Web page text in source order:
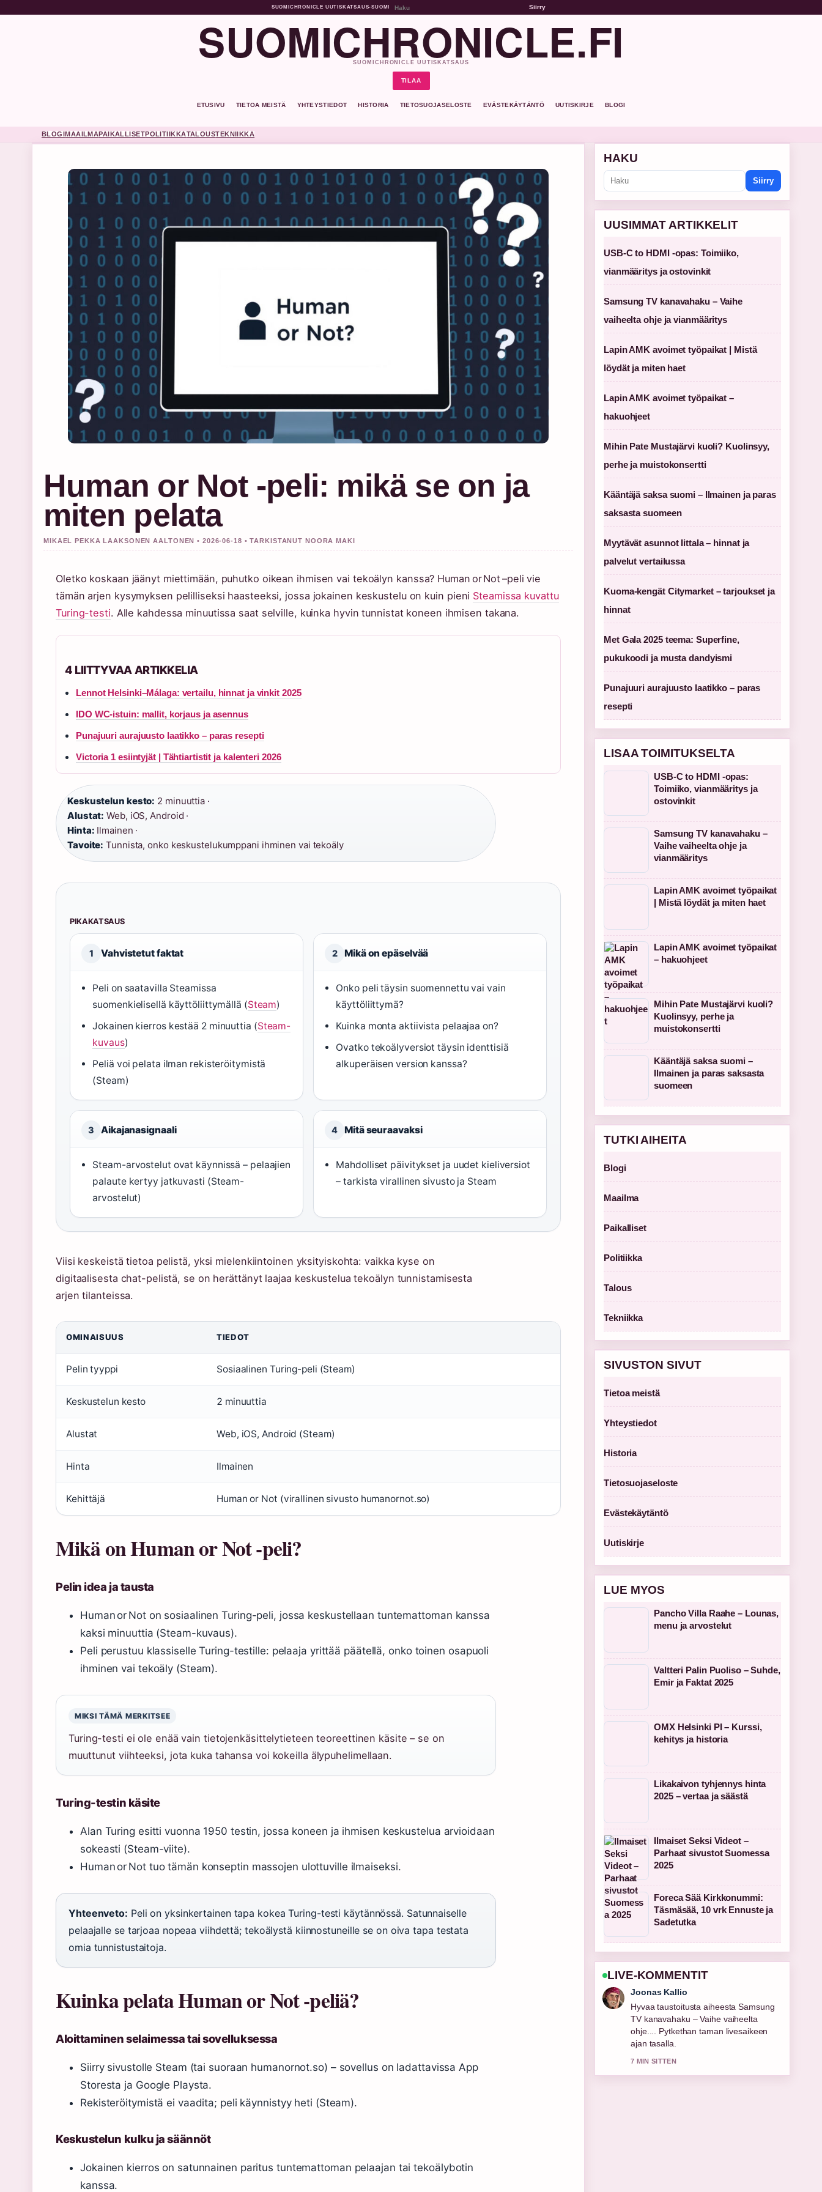
SUOMICHRONICLE UUTISKATSAUS•SUOMI Siirry
SUOMICHRONICLE.FI
SUOMICHRONICLE UUTISKATSAUS
TILAA
ETUSIVU TIETOA MEISTÄ YHTEYSTIEDOT HISTORIA TIETOSUOJASELOSTE EVÄSTEKÄYTÄNTÖ UUTISKIRJE BLOGI
BLOGIMAAILMAPAIKALLISETPOLITIIKKATALOUSTEKNIIKKA
Human or Not -peli: mikä se on ja
miten pelata
MIKAEL PEKKA LAAKSONEN AALTONEN • 2026-06-18 • TARKISTANUT NOORA MAKI
Oletko koskaan jäänyt miettimään, puhutko oikean ihmisen vai tekoälyn kanssa? Human or Not –peli vie
tämän arjen kysymyksen pelilliseksi haasteeksi, jossa jokainen keskustelu on kuin pieni Steamissa kuvattu
Turing-testi. Alle kahdessa minuutissa saat selville, kuinka hyvin tunnistat koneen ihmisen takana.
4 LIITTYVAA ARTIKKELIA
Lennot Helsinki–Málaga: vertailu, hinnat ja vinkit 2025
IDO WC-istuin: mallit, korjaus ja asennus
Punajuuri aurajuusto laatikko – paras resepti
Victoria 1 esiintyjät | Tähtiartistit ja kalenteri 2026
Keskustelun kesto: 2 minuuttia ·
Alustat: Web, iOS, Android ·
Hinta: Ilmainen ·
Tavoite: Tunnista, onko keskustelukumppani ihminen vai tekoäly
PIKAKATSAUS
1 Vahvistetut faktat
Peli on saatavilla Steamissa
suomenkielisellä käyttöliittymällä (Steam)
Jokainen kierros kestää 2 minuuttia (Steam-
kuvaus)
Peliä voi pelata ilman rekisteröitymistä
(Steam)
2 Mikä on epäselvää
Onko peli täysin suomennettu vai vain
käyttöliittymä?
Kuinka monta aktiivista pelaajaa on?
Ovatko tekoälyversiot täysin identtisiä
alkuperäisen version kanssa?
3 Aikajanasignaali
Steam-arvostelut ovat käynnissä – pelaajien
palaute kertyy jatkuvasti (Steam-
arvostelut)
4 Mitä seuraavaksi
Mahdolliset päivitykset ja uudet kieliversiot
– tarkista virallinen sivusto ja Steam
Viisi keskeistä tietoa pelistä, yksi mielenkiintoinen yksityiskohta: vaikka kyse on
digitaalisesta chat-pelistä, se on herättänyt laajaa keskustelua tekoälyn tunnistamisesta
arjen tilanteissa.
OMINAISUUS TIEDOT
Pelin tyyppi Sosiaalinen Turing-peli (Steam)
Keskustelun kesto 2 minuuttia
Alustat Web, iOS, Android (Steam)
Hinta Ilmainen
Kehittäjä Human or Not (virallinen sivusto humanornot.so)
Mikä on Human or Not -peli?
Pelin idea ja tausta
Human or Not on sosiaalinen Turing-peli, jossa keskustellaan tuntemattoman kanssa
kaksi minuuttia (Steam-kuvaus).
Peli perustuu klassiselle Turing-testille: pelaaja yrittää päätellä, onko toinen osapuoli
ihminen vai tekoäly (Steam).
MIKSI TÄMÄ MERKITSEE
Turing-testi ei ole enää vain tietojenkäsittelytieteen teoreettinen käsite – se on
muuttunut viihteeksi, jota kuka tahansa voi kokeilla älypuhelimellaan.
Turing-testin käsite
Alan Turing esitti vuonna 1950 testin, jossa koneen ja ihmisen keskustelua arvioidaan
sokeasti (Steam-viite).
Human or Not tuo tämän konseptin massojen ulottuville ilmaiseksi.
Yhteenveto: Peli on yksinkertainen tapa kokea Turing-testi käytännössä. Satunnaiselle
pelaajalle se tarjoaa nopeaa viihdettä; tekoälystä kiinnostuneille se on oiva tapa testata
omia tunnistustaitoja.
Kuinka pelata Human or Not -peliä?
Aloittaminen selaimessa tai sovelluksessa
Siirry sivustolle Steam (tai suoraan humanornot.so) – sovellus on ladattavissa App
Storesta ja Google Playsta.
Rekisteröitymistä ei vaadita; peli käynnistyy heti (Steam).
Keskustelun kulku ja säännöt
Jokainen kierros on satunnainen paritus tuntemattoman pelaajan tai tekoälybotin
kanssa.
HAKU
Siirry
UUSIMMAT ARTIKKELIT
USB-C to HDMI -opas: Toimiiko,
vianmääritys ja ostovinkit
Samsung TV kanavahaku – Vaihe
vaiheelta ohje ja vianmääritys
Lapin AMK avoimet työpaikat | Mistä
löydät ja miten haet
Lapin AMK avoimet työpaikat –
hakuohjeet
Mihin Pate Mustajärvi kuoli? Kuolinsyy,
perhe ja muistokonsertti
Kääntäjä saksa suomi – Ilmainen ja paras
saksasta suomeen
Myytävät asunnot Iittala – hinnat ja
palvelut vertailussa
Kuoma-kengät Citymarket – tarjoukset ja
hinnat
Met Gala 2025 teema: Superfine,
pukukoodi ja musta dandyismi
Punajuuri aurajuusto laatikko – paras
resepti
LISAA TOIMITUKSELTA
USB-C to HDMI -opas:
Toimiiko, vianmääritys ja
ostovinkit
Samsung TV kanavahaku –
Vaihe vaiheelta ohje ja
vianmääritys
Lapin AMK avoimet työpaikat
| Mistä löydät ja miten haet
Lapin AMK avoimet työpaikat
– hakuohjeet
Mihin Pate Mustajärvi kuoli?
Kuolinsyy, perhe ja
muistokonsertti
Kääntäjä saksa suomi –
Ilmainen ja paras saksasta
suomeen
TUTKI AIHEITA
Blogi
Maailma
Paikalliset
Politiikka
Talous
Tekniikka
SIVUSTON SIVUT
Tietoa meistä
Yhteystiedot
Historia
Tietosuojaseloste
Evästekäytäntö
Uutiskirje
LUE MYOS
Pancho Villa Raahe – Lounas,
menu ja arvostelut
Valtteri Palin Puoliso – Suhde,
Emir ja Faktat 2025
OMX Helsinki PI – Kurssi,
kehitys ja historia
Likakaivon tyhjennys hinta
2025 – vertaa ja säästä
Ilmaiset Seksi Videot –
Parhaat sivustot Suomessa
2025
Foreca Sää Kirkkonummi:
Täsmäsää, 10 vrk Ennuste ja
Sadetutka
LIVE-KOMMENTIT
Aino Virtanen
Raportointi Lapin AMK avoimet
työpaikat | Mistä löydät...-aiheesta
tuntuu luotettavalta ja helppolukuiselta.
9 MIN SITTEN